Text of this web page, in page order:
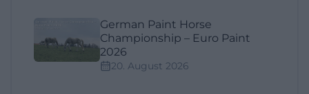
German Paint Horse
Championship – Euro Paint
2026
20. August 2026